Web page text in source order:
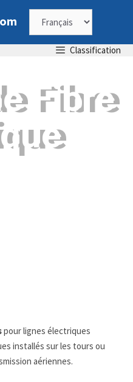
Classification
Fibre
pour lignes électriques
installés sur les tours ou
aériennes.